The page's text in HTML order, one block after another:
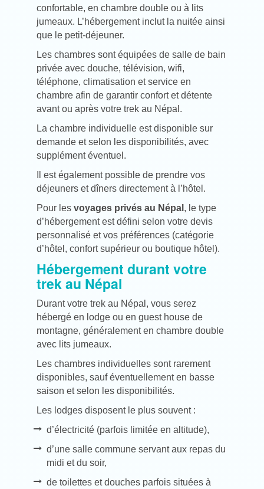
confortable, en chambre double ou à lits
jumeaux. L’hébergement inclut la nuitée ainsi
que le petit-déjeuner.
Les chambres sont équipées de salle de bain
privée avec douche, télévision, wifi,
téléphone, climatisation et service en
chambre afin de garantir confort et détente
avant ou après votre trek au Népal.
La chambre individuelle est disponible sur
demande et selon les disponibilités, avec
supplément éventuel.
Il est également possible de prendre vos
déjeuners et dîners directement à l’hôtel.
Pour les voyages privés au Népal , le type
d’hébergement est défini selon votre devis
personnalisé et vos préférences (catégorie
d’hôtel, confort supérieur ou boutique hôtel).
Hébergement durant votre
trek au Népal
Durant votre trek au Népal, vous serez
hébergé en lodge ou en guest house de
montagne, généralement en chambre double
avec lits jumeaux.
Les chambres individuelles sont rarement
disponibles, sauf éventuellement en basse
saison et selon les disponibilités.
Les lodges disposent le plus souvent :
d’électricité (parfois limitée en altitude),
d’une salle commune servant aux repas du
midi et du soir,
de toilettes et douches parfois situées à